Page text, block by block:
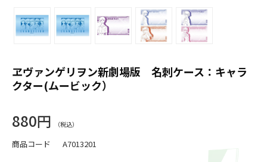
ヱヴァンゲリヲン新劇場版 名刺ケース：キャラ
クター(ムービック）
880円
商品コード A7013201